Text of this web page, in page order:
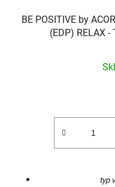
BE POSITIVE by
(EDP) RELAX
typ